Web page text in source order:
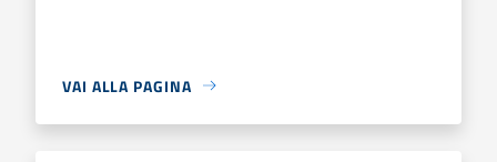
VAI ALLA PAGINA